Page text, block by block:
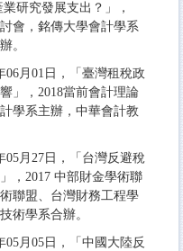
研究發展支出？」，
會，銘傳大學會計學系
。
06月01日，「臺灣租稅政
」，2018當前會計理論
學系主辦，中華會計教
05月27日，「台灣反避稅
，2017 中部財金學術聯
聯盟、台灣財務工程學
術學系合辦。
05月05日，「中國大陸反